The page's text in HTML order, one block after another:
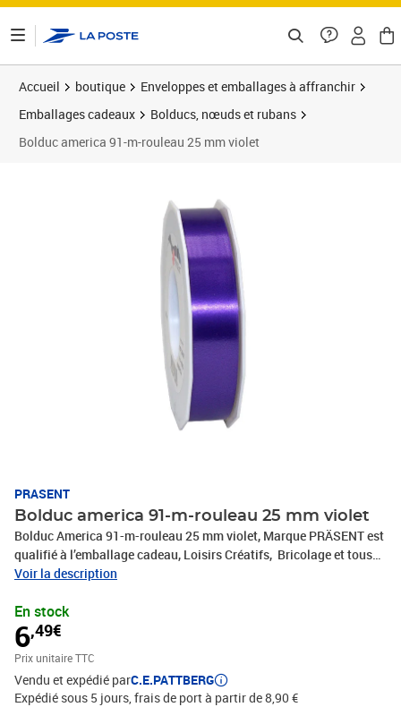
Accueil boutique
Enveloppes et emballages à affranchir
Emballages cadeaux
Bolducs, nœuds et rubans
Bolduc america 91-m-rouleau 25 mm violet
PRASENT
Bolduc america 91-m-rouleau 25 mm violet
Bolduc America 91-m-rouleau 25 mm violet, Marque PRÄSENT est
qualifié à l’emballage cadeau, Loisirs Créatifs, Bricolage et tous
vos projets DIY. Le ruban décoratif est produit en Allemagne et le
parfait pour les différents thèmes de commerces et occasions,
comme Noël, anniversaire, mariage, Saint-Valentin ou Pâques.
Laissez-vous inspirer de la diversité de produits de C.E.PATTBERG
et constatez par vous-même les nombreux avantages de la qualité
fabriqué en Allemagne.
Voir la description
En stock
6,49€
Prix unitaire TTC
Vendu et expédié parC.E.PATTBERG
Expédié sous 5 jours, frais de port à partir de 8,90 €